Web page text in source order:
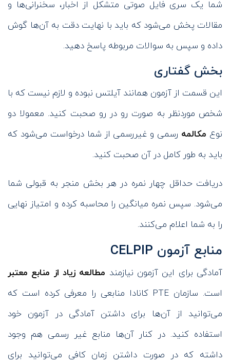
شما یک سری فایل صوتی متشکل از اخبار، سخنرانی‌ها و
مقالات پخش می‌شود که باید با نهایت دقت به آن‌ها گوش
داده و سپس به سوالات مربوطه پاسخ دهید.
بخش گفتاری
این قسمت از آزمون همانند آیلتس نبوده و لازم نیست که با
شخص موردنظر به صورت رو در رو صحبت کنید. معمولا دو
نوع مکالمه رسمی و غیررسمی از شما درخواست می‌شود که
باید به طور کامل در آن صحبت کنید.
دریافت حداقل چهار نمره در هر بخش منجر به قبولی شما
می‌شود. سپس نمره میانگین را محاسبه کرده و امتیاز نهایی
را به شما اعلام می‌کنند.
منابع آزمون CELPIP
آمادگی برای این آزمون نیازمند مطالعه زیاد از منابع معتبر
است. سازمان PTE کانادا منابعی را معرفی کرده است که
می‌توانید از آن‌ها برای داشتن آمادگی در آزمون خود
استفاده کنید. در کنار آن‌ها منابع غیر رسمی هم وجود
داشته که در صورت داشتن زمان کافی می‌توانید برای